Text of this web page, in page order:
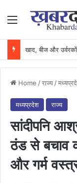
Menu
Home /राज्य /
मध्यप्रदेश राज्य
सांदीपनि
ठंड से बचाव
और गर्म